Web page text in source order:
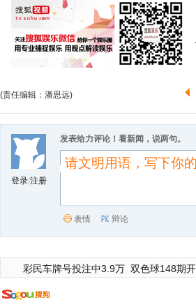
(责任编辑：潘思远)
登录/注册
发表给力评论！看新闻，说两句。
表情 辩论
彩民车牌号投注中3.9万 双色球148期